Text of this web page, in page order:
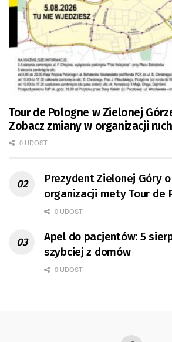
Tour de Pologne w Zielonej
Zobacz zmiany w organizacji
0 UDOST.
Prezydent Zielonej Góry
organizacji mety Tour de
0 UDOST.
Apel do pacjentów: 5
szybciej z domów
0 UDOST.